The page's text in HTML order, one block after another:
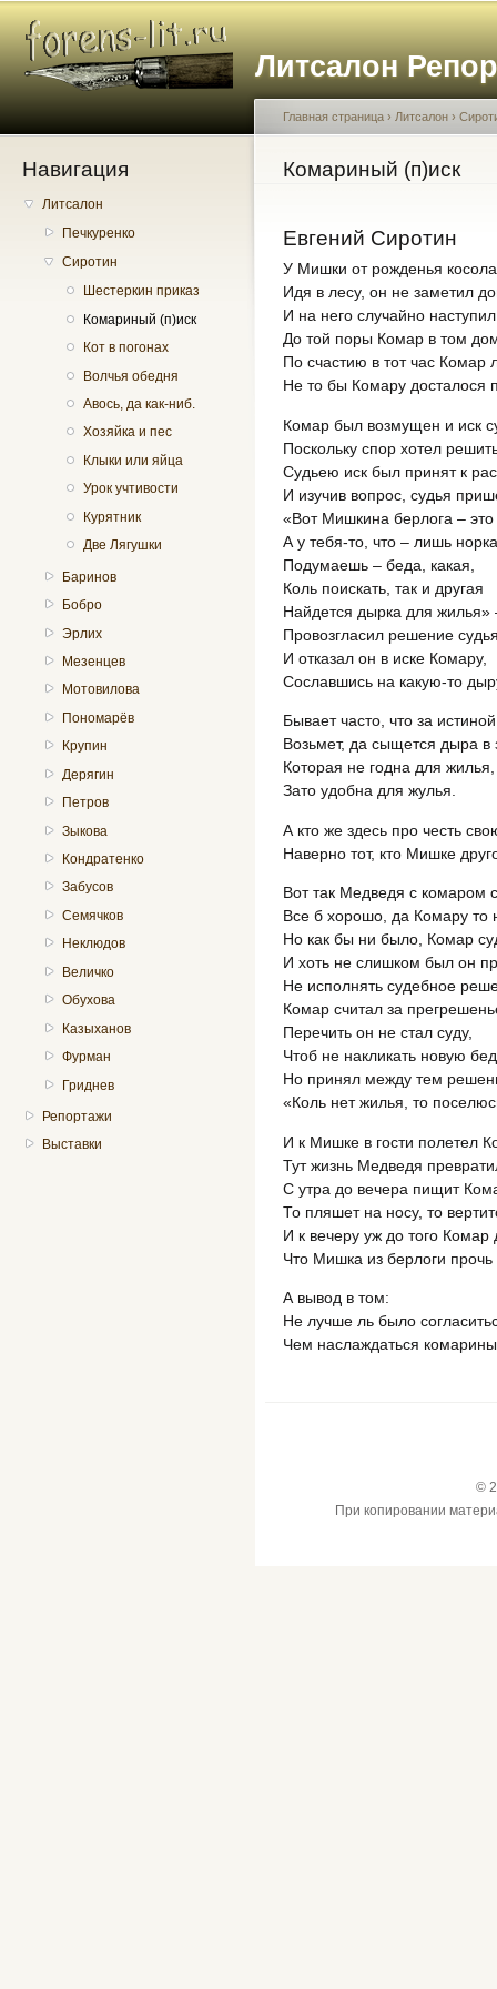
Литсалон
Навигация
Литсалон
Печкуренко
Сиротин
Шестеркин приказ
Комариный (п)иск
Кот в погонах
Волчья обедня
Авось, да как-ниб.
Хозяйка и пес
Клыки или яйца
Урок учтивости
Курятник
Две Лягушки
Баринов
Бобро
Эрлих
Мезенцев
Мотовилова
Пономарёв
Крупин
Дерягин
Петров
Зыкова
Кондратенко
Забусов
Семячков
Неклюдов
Величко
Обухова
Казыханов
Фурман
Гриднев
Репортажи
Выставки
Вы здесь
Главная страница › Литсалон ›
Комариный (п)иск
Евгений Сиротин
У Мишки от рожденья
Идя в лесу, он не заметил
И на него случайно
До той поры Комар в том
По счастию в тот час Комар
Не то бы Комару досталося
Комар был возмущен и иск
Поскольку спор хотел
Судьею иск был принят к
И изучив вопрос, судья
«Вот Мишкина берлога –
А у тебя-то, что – лишь
Подумаешь – беда, какая,
Коль поискать, так и другая
Найдется дырка для жилья»
Провозгласил решение
И отказал он в иске Комару,
Сославшись на какую-то
Бывает часто, что за
Возьмет, да сыщется дыра в
Которая не годна для жилья,
Зато удобна для жулья.
А кто же здесь про честь
Наверно тот, кто Мишке
Вот так Медведя с комаром
Все б хорошо, да Комару то
Но как бы ни было, Комар
И хоть не слишком был он
Не исполнять судебное
Комар считал за
Перечить он не стал суду,
Чтоб не накликать новую
Но принял между тем
«Коль нет жилья, то
И к Мишке в гости полетел
Тут жизнь Медведя
С утра до вечера пищит
То пляшет на носу, то
И к вечеру уж до того Комар
Что Мишка из берлоги
А вывод в том:
Не лучше ль было
Чем наслаждаться
©
При копировании